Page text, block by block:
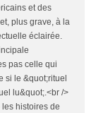
et des
plus grave, à la
éclairée.
pas celle qui
si le &quot;rituel
lu&quot;.<br />
histoires de